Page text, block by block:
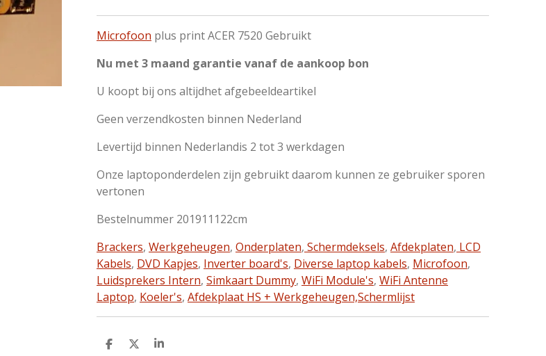
Microfoon plus print ACER 7520 Gebruikt
Nu met 3 maand garantie vanaf de aankoop bon
U koopt bij ons altijdhet afgebeeldeartikel
Geen verzendkosten binnen Nederland
Levertijd binnen Nederlandis 2 tot 3 werkdagen
Onze laptoponderdelen zijn gebruikt daarom kunnen ze gebruiker sporen
vertonen
Bestelnummer 201911122cm
Brackers, Werkgeheugen, Onderplaten, Schermdeksels, Afdekplaten, LCD
Kabels, DVD Kapjes, Inverter board's, Diverse laptop kabels, Microfoon,
Luidsprekers Intern, Simkaart Dummy, WiFi Module's, WiFi Antenne
Laptop, Koeler's, Afdekplaat HS + Werkgeheugen,Schermlijst
D
D
S